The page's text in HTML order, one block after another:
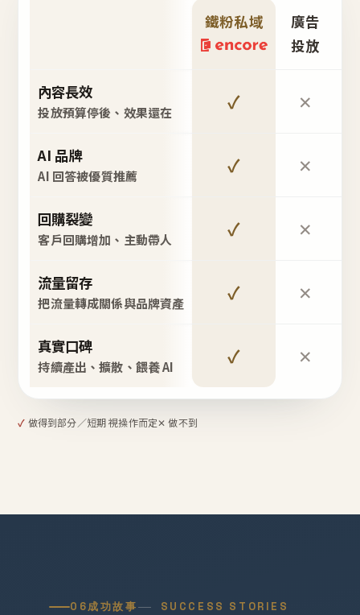
鐵粉私域
廣告
投放
內容長效
投放預算停後、效果還在 ✓ ✕
AI 品牌
AI 回答被優質推薦 ✓ ✕
回購裂變
客戶回購增加、主動帶人 ✓ ✕
流量留存
把流量轉成關係與品牌資產 ✓ ✕
真實口碑
持續產出、擴散、餵養 AI ✓ ✕
✓ 做得到部分／短期 視操作而定✕ 做不到
06成功故事 SUCCESS STORIES